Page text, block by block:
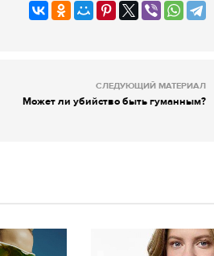
СЛЕДУЮЩИЙ МАТЕРИАЛ
Может ли убийство быть гуманным?